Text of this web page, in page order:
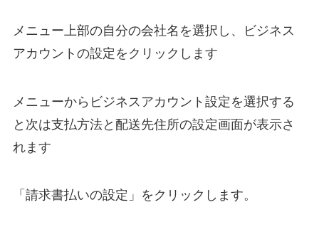
メニュー上部の自分の会社名を選択し、ビジネス
アカウントの設定をクリックします
メニューからビジネスアカウント設定を選択する
と次は支払方法と配送先住所の設定画面が表示さ
れます
「請求書払いの設定」をクリックします。